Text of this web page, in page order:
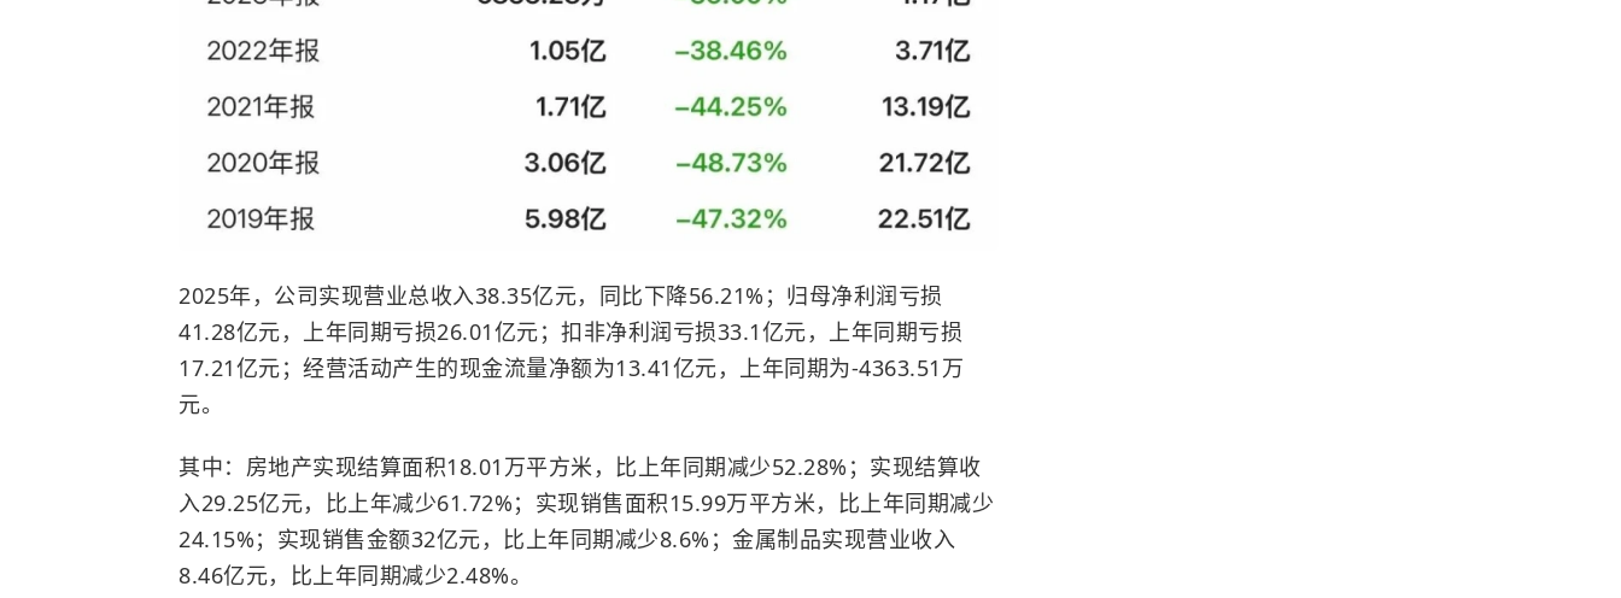
2025年，公司实现营业总收入38.35亿元，同比下降56.21%；归母净利润亏损
41.28亿元，上年同期亏损26.01亿元；扣非净利润亏损33.1亿元，上年同期亏损
17.21亿元；经营活动产生的现金流量净额为13.41亿元，上年同期为-4363.51万
元。
其中：房地产实现结算面积18.01万平方米，比上年同期减少52.28%；实现结算收
入29.25亿元，比上年减少61.72%；实现销售面积15.99万平方米，比上年同期减少
24.15%；实现销售金额32亿元，比上年同期减少8.6%；金属制品实现营业收入
8.46亿元，比上年同期减少2.48%。